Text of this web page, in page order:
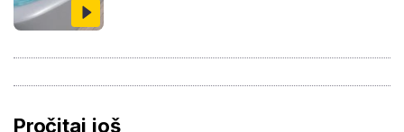
Pročitaj još